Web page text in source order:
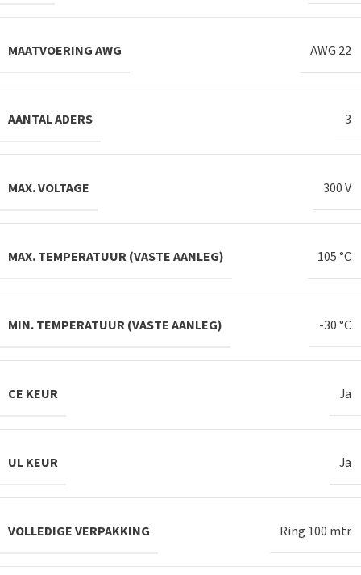
MAATVOERING AWG AWG 22
AANTAL ADERS 3
MAX. VOLTAGE 300 V
MAX. TEMPERATUUR (VASTE AANLEG) 105 °C
MIN. TEMPERATUUR (VASTE AANLEG) -30 °C
CE KEUR Ja
UL KEUR Ja
VOLLEDIGE VERPAKKING Ring 100 mtr